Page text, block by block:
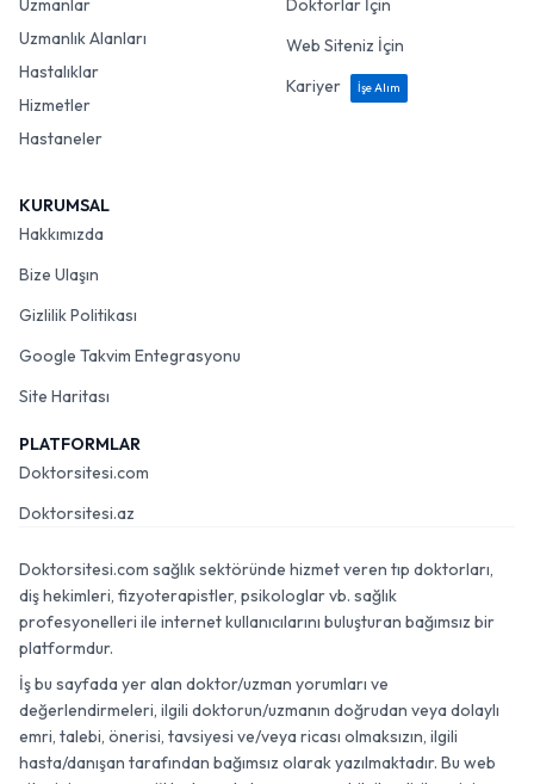
Uzmanlar
Uzmanlık Alanları
Hastalıklar
Hizmetler
Hastaneler
Doktorlar İçin
Web Siteniz İçin
Kariyer
İşe Alım
KURUMSAL
Hakkımızda
Bize Ulaşın
Gizlilik Politikası
Google Takvim Entegrasyonu
Site Haritası
PLATFORMLAR
Doktorsitesi.com
Doktorsitesi.az
Doktorsitesi.com sağlık sektöründe hizmet veren tıp doktorları,
diş hekimleri, fizyoterapistler, psikologlar vb. sağlık
profesyonelleri ile internet kullanıcılarını buluşturan bağımsız bir
platformdur.
İş bu sayfada yer alan doktor/uzman yorumları ve
değerlendirmeleri, ilgili doktorun/uzmanın doğrudan veya dolaylı
emri, talebi, önerisi, tavsiyesi ve/veya ricası olmaksızın, ilgili
hasta/danışan tarafından bağımsız olarak yazılmaktadır. Bu web